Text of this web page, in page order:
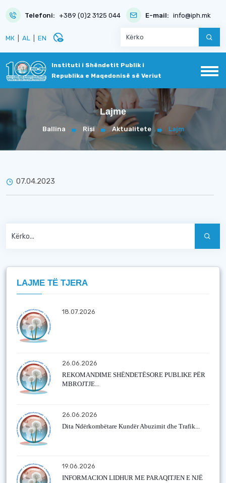
Telefoni: +389 (0)2 3125 044 E-mail: info@iph.mk
МК AL EN disabled_visible
Instituti i Shëndetit Publik i
Republika e Maqedonisë së Veriut
Lajme
Ballina Risi Aktualitete Lajm
07.04.2023
LAJME TË TJERA
18.07.2026
26.06.2026
REKOMANDIME SHËNDETËSORE PUBLIKE PËR
MBROJTJE...
26.06.2026
Dita Ndërkombëtare Kundër Abuzimit dhe Trafik...
19.06.2026
INFORMACION LIDHUR ME PARAQITJEN E NJË